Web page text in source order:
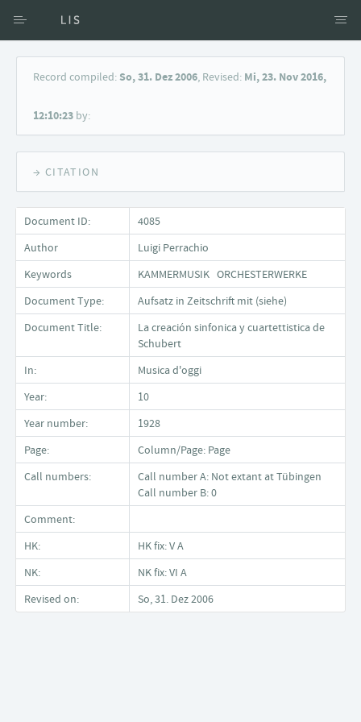
Access via Author
Keyword Search
Record compiled:So, 31. Dez 2006, Revised: Mi, 23. Nov 2016,
12:10:23 by:
→ CITATION
Document ID:
4085
Author
Luigi Perrachio
Keywords
KAMMERMUSIK ORCHESTERWERKE
Document Type:
Aufsatz in Zeitschrift mit (siehe)
Document Title:
La creación sinfonica y cuartettistica de
Schubert
In:
Musica d'oggi
Year:
10
Year number:
1928
Page:
Column/Page: Page
Call numbers:
Call number A: Not extant at Tübingen
Call number B: 0
Comment:
HK:
HK fix: V A
NK:
NK fix: VI A
Revised on:
So, 31. Dez 2006